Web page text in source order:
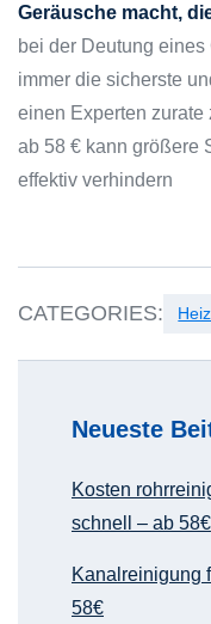
Geräusche macht,
bei der Deutung
immer die sicherste
einen Experten
ab 58 € kann größere
effektiv verhindern
CATEGORIES:
Neueste
Kosten
schnell – ab 58€
Kanalreinigung
58€